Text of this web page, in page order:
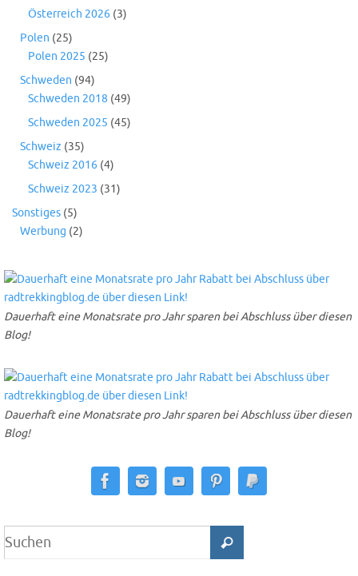
Österreich 2026 (3)
Polen (25)
Polen 2025 (25)
Schweden (94)
Schweden 2018 (49)
Schweden 2025 (45)
Schweiz (35)
Schweiz 2016 (4)
Schweiz 2023 (31)
Sonstiges (5)
Werbung (2)
Dauerhaft eine Monatsrate pro Jahr sparen bei Abschluss über diesen
Blog!
Dauerhaft eine Monatsrate pro Jahr sparen bei Abschluss über diesen
Blog!